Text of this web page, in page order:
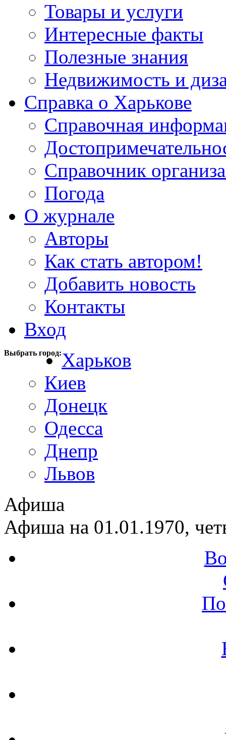
Товары и услуги
Интересные факты
Полезные знания
Недвижимость и
Справка о Харькове
Справочная
Справочник
Погода
О журнале
Авторы
Как стать автором!
Добавить новость
Контакты
Вход
Выбрать город:Харьков
Киев
Донецк
Одесса
Днепр
Львов
Афиша
Афиша на 01.01.1970,